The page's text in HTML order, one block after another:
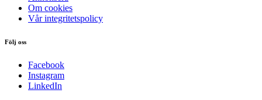
Om cookies
Vår integritetspolicy
Följ oss
Facebook
Instagram
LinkedIn